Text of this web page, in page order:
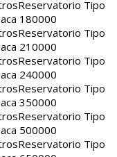
Reservatorio Tipo
180000
Reservatorio Tipo
210000
Reservatorio Tipo
240000
Reservatorio Tipo
350000
Reservatorio Tipo
500000
Reservatorio Tipo